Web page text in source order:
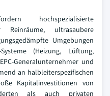
hochspezialisierte
Reinräume, ultrasaubere
Umgebungen
(Heizung, Lüftung,
Generalunternehmer und
an halbleiterspezifischen
Kapitalinvestitionen von
als auch privaten